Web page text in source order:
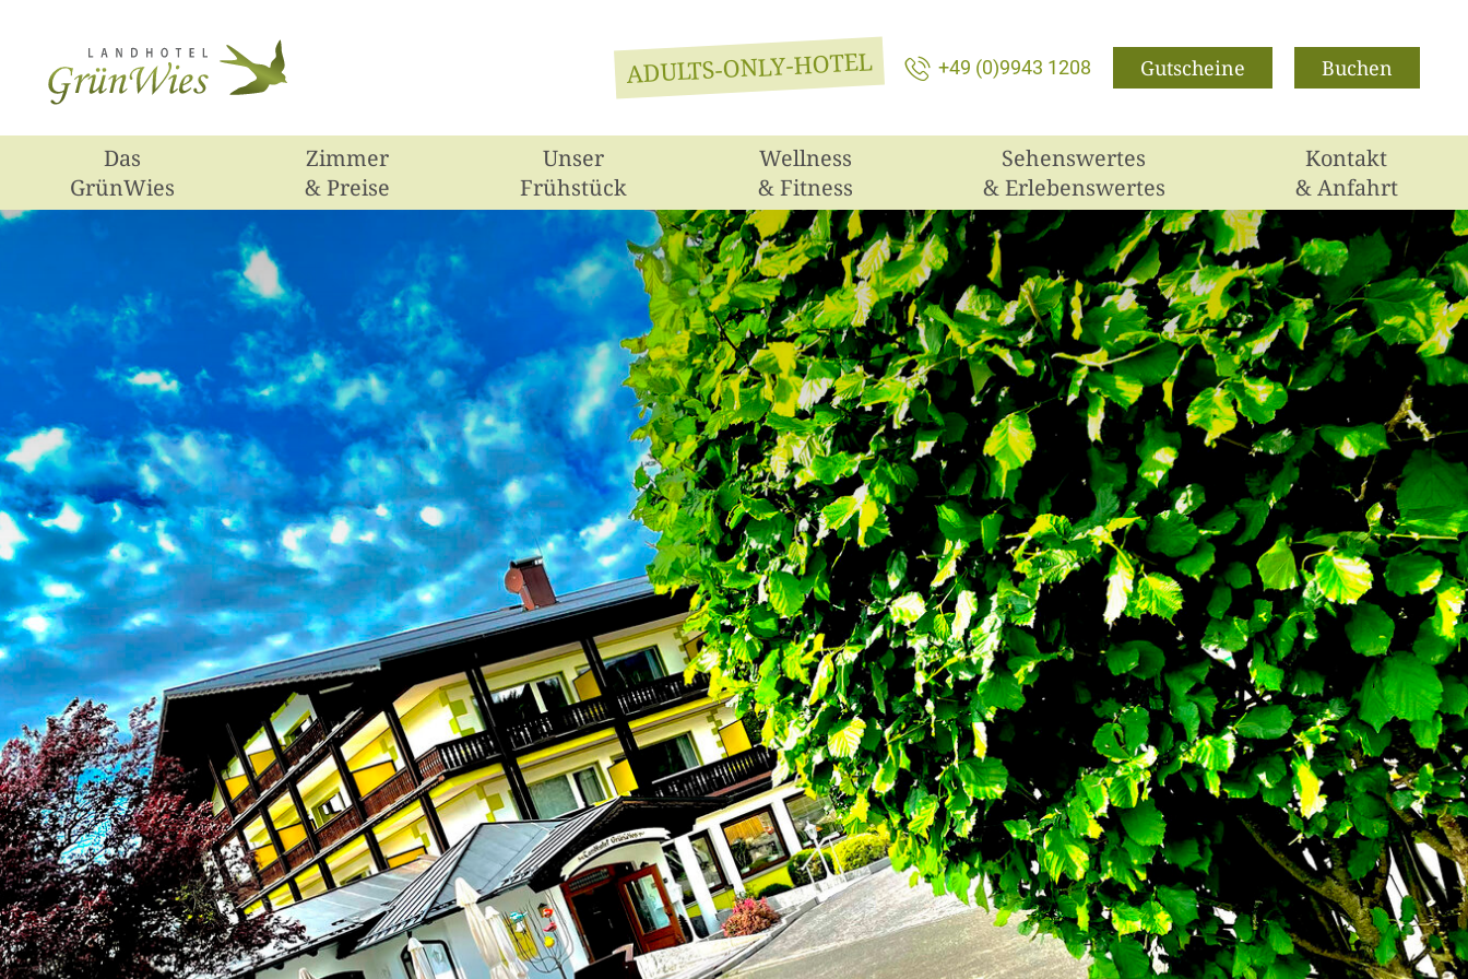
ADULTS-ONLY-HOTEL +49 (0)9943 1208 Gutscheine Buchen
Das
GrünWies
Zimmer
& Preise
Unser
Frühstück
Wellness
& Fitness
Sehenswertes
& Erlebenswertes
Kontakt
& Anfahrt